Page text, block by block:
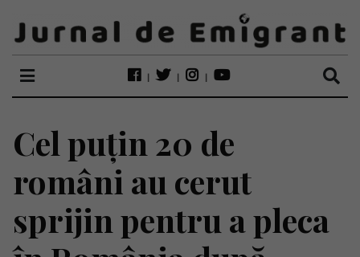
Cel puțin 20 de
români au cerut
sprijin pentru a pleca